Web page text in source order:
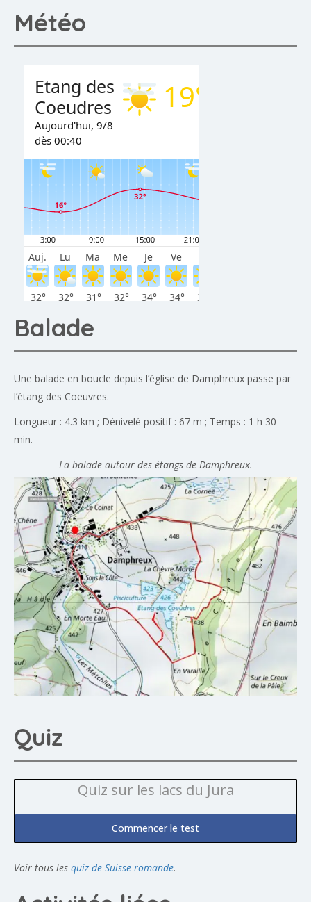
Météo
Balade
Une balade en boucle depuis l’église de Damphreux passe par
l’étang des Coeuvres.
Longueur : 4.3 km ; Dénivelé positif : 67 m ; Temps : 1 h 30
min.
La balade autour des étangs de Damphreux.
Quiz
Quiz sur les lacs du Jura
Commencer le test
Voir tous les quiz de Suisse romande.